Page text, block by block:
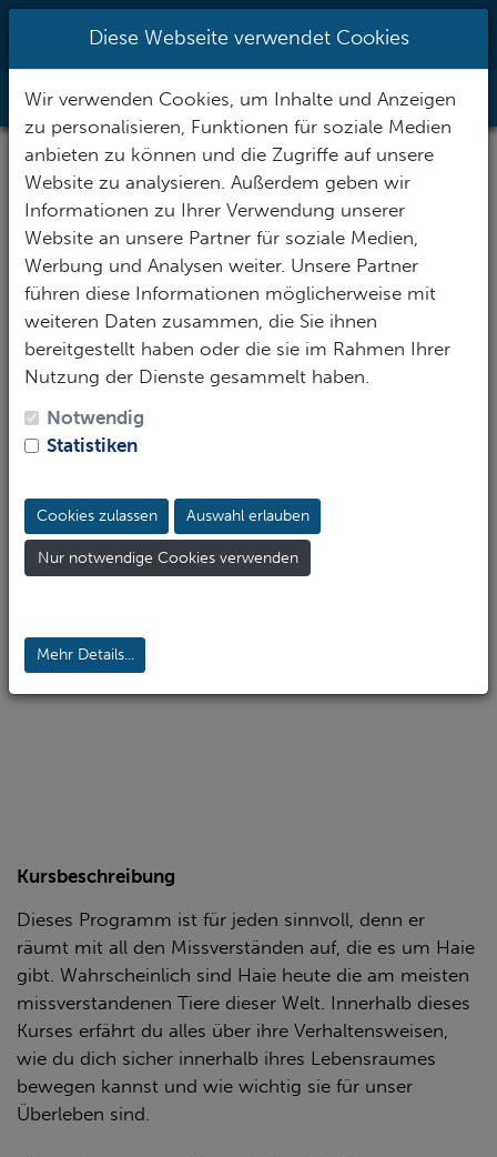
tauchsportzentrum.de
Toggle
SSI Shark Ecology
179€
inkl. SSI Trainingsmaterial
Verdienen Haie wirklich diesen Ruf, der blutrünstige
für unser Ökosystem vielleicht weitaus wichtiger als
bisher angenommen?
Kursbeschreibung
Dieses Programm ist für jeden sinnvoll, denn er
räumt mit all den Missverständen auf, die es um Haie
gibt. Wahrscheinlich sind Haie heute die am meisten
missverstandenen Tiere dieser Welt. Innerhalb dieses
Kurses erfährt du alles über ihre Verhaltensweisen,
wie du dich sicher innerhalb ihres Lebensraumes
bewegen kannst und wie wichtig sie für unser
Überleben sind.
Diese Webseite verwendet Cookies
Wir verwenden Cookies, um Inhalte und Anzeigen
zu personalisieren, Funktionen für soziale Medien
anbieten zu können und die Zugriffe auf unsere
Website zu analysieren. Außerdem geben wir
Informationen zu Ihrer Verwendung unserer
Website an unsere Partner für soziale Medien,
Werbung und Analysen weiter. Unsere Partner
führen diese Informationen möglicherweise mit
weiteren Daten zusammen, die Sie ihnen
bereitgestellt haben oder die sie im Rahmen Ihrer
Nutzung der Dienste gesammelt haben.
Notwendig
Statistiken
Cookies zulassen Auswahl erlauben
Nur notwendige Cookies verwenden
Mehr Details...